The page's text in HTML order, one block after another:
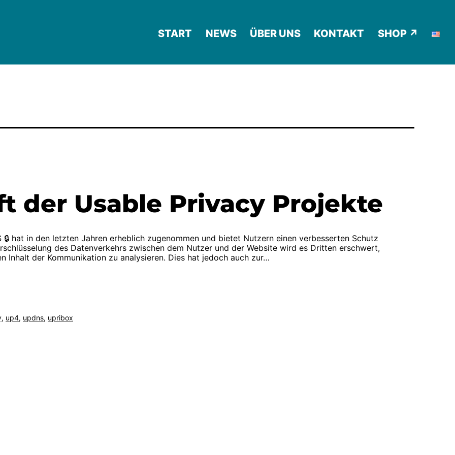
START NEWS ÜBER UNS KONTAKT SHOP ↗
der Usable Privacy Projekte
🔒 hat in den letzten Jahren erheblich zugenommen und bietet Nutzern einen verbesserten Schutz
des Datenverkehrs zwischen dem Nutzer und der Website wird es Dritten erschwert,
Inhalt der Kommunikation zu analysieren. Dies hat jedoch auch zur…
, up4, updns, upribox